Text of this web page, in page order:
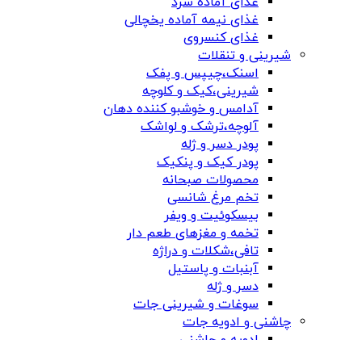
غذای نیمه آماده یخچالی
غذای کنسروی
شیرینی و تنقلات
اسنک،چیپس و پفک
شیرینی،کیک و کلوچه
آدامس و خوشبو کننده دهان
آلوچه،ترشک و لواشک
پودر دسر و ژله
پودر کیک و پنکیک
محصولات صبحانه
تخم مرغ شانسی
بیسکوئیت و ویفر
تخمه و مغزهای طعم دار
تافی،شکلات و دراژه
آبنبات و پاستیل
دسر و ژله
سوغات و شیرینی جات
چاشنی و ادویه جات